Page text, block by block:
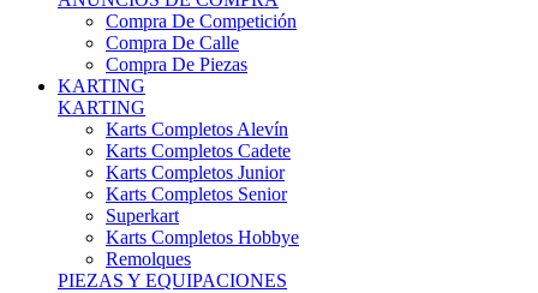
Compra De Competición
Compra De Calle
Compra De Piezas
KARTING
KARTING
Karts Completos Alevín
Karts Completos Cadete
Karts Completos Junior
Karts Completos Senior
Superkart
Karts Completos Hobbye
Remolques
PIEZAS Y EQUIPACIONES